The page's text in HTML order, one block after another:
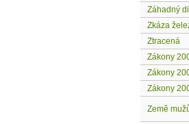
Záhadný
Zkáza
Ztracená
Zákony
Zákony
Zákony
Země